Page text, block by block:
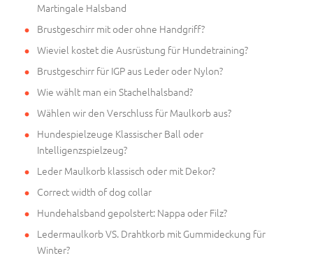
Martingale Halsband
Brustgeschirr mit oder ohne Handgriff?
Wieviel kostet die Ausrüstung für Hundetraining?
Brustgeschirr für IGP aus Leder oder Nylon?
Wie wählt man ein Stachelhalsband?
Wählen wir den Verschluss für Maulkorb aus?
Hundespielzeuge Klassischer Ball oder
Intelligenzspielzeug?
Leder Maulkorb klassisch oder mit Dekor?
Correct width of dog collar
Hundehalsband gepolstert: Nappa oder Filz?
Ledermaulkorb VS. Drahtkorb mit Gummideckung für
Winter?